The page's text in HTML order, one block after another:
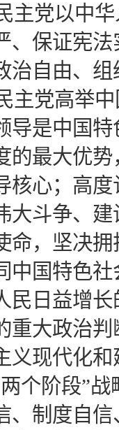
主党以中
、保证宪
治自由、
主党高举
导是中国
的最大优
核心；高
大斗争、
命，坚决
中国特色
民日益增
重大政治
义现代化
个阶段”
、制度自